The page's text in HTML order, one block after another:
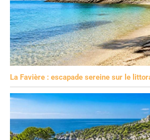
La Favière : escapade sereine sur le